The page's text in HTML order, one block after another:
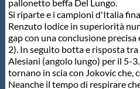
pallonetto beffa Del Lungo.
Si riparte e i campioni d'Italia
Renzuto Iodice in superiorità
gap con una conclusione
2). In seguito botta e risposta
Alesiani (angolo lungo) per il 5-
tornano in scia con Jokovic che,
Neanche il tempo di respirare